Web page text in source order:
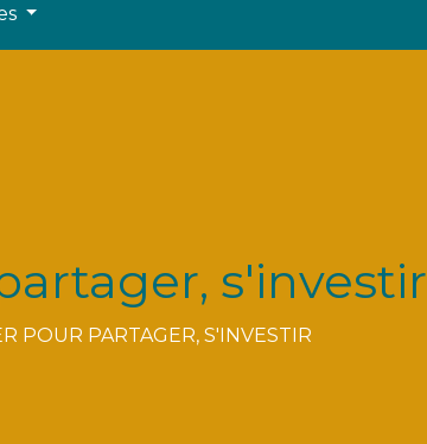
s'investir
POUR PARTAGER, S'INVESTIR